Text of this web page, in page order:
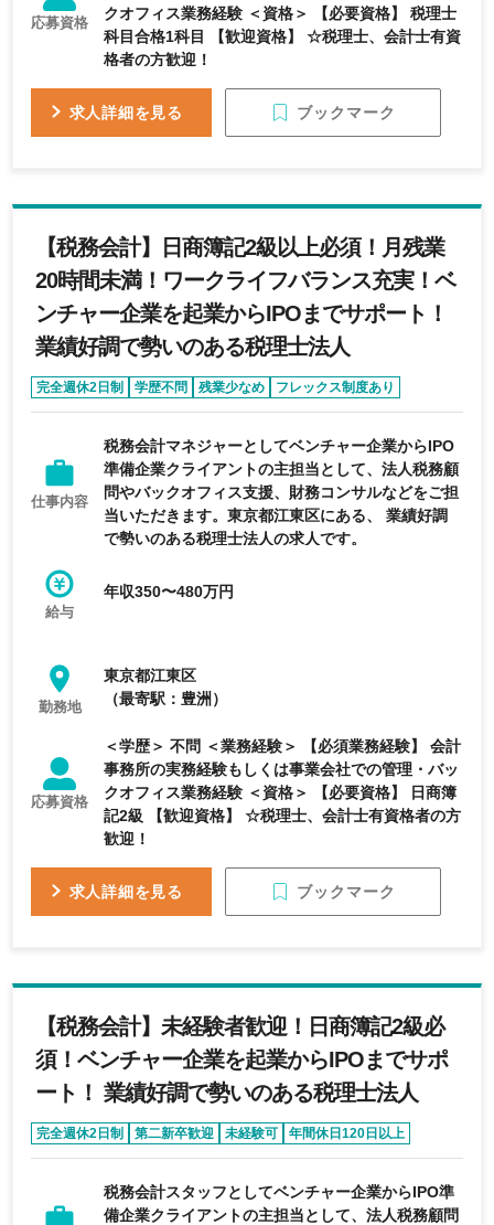
応募資格
クオフィス業務経験 ＜資格＞ 【必要資格】 税理士
科目合格1科目 【歓迎資格】 ☆税理士、会計士有資
格者の方歓迎！
求人詳細を見る ブックマーク
【税務会計】日商簿記2級以上必須！月残業
20時間未満！ワークライフバランス充実！ベ
ンチャー企業を起業からIPOまでサポート！
業績好調で勢いのある税理士法人
完全週休2日制 学歴不問 残業少なめ
フレックス制度あり
育休・産休実績あり
仕事内容
税務会計マネジャーとしてベンチャー企業からIPO
準備企業クライアントの主担当として、法人税務顧
問やバックオフィス支援、財務コンサルなどをご担
当いただきます。東京都江東区にある、 業績好調
で勢いのある税理士法人の求人です。
給与
年収350〜480万円
勤務地
東京都江東区
（最寄駅：豊洲）
応募資格
＜学歴＞ 不問 ＜業務経験＞ 【必須業務経験】 会計
事務所の実務経験もしくは事業会社での管理・バッ
クオフィス業務経験 ＜資格＞ 【必要資格】 日商簿
記2級 【歓迎資格】 ☆税理士、会計士有資格者の方
歓迎！
求人詳細を見る ブックマーク
【税務会計】未経験者歓迎！日商簿記2級必
須！ベンチャー企業を起業からIPOまでサポ
ート！ 業績好調で勢いのある税理士法人
完全週休2日制 第二新卒歓迎 未経験可 年間休日120日以上
税務会計スタッフとしてベンチャー企業からIPO準
備企業クライアントの主担当として、法人税務顧問